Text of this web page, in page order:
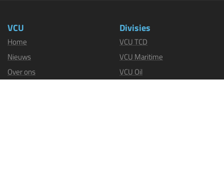
VCU
Home
Nieuws
Over ons
Divisies
VCU TCD
VCU Maritime
VCU Oil